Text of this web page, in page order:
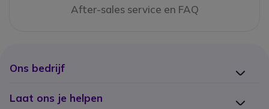
After-sales service en FAQ
Ons bedrijf
Laat ons je helpen